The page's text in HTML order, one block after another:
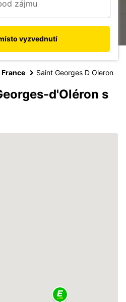
vyzvednutí
France Saint Georges D Oleron
d'Oléron s